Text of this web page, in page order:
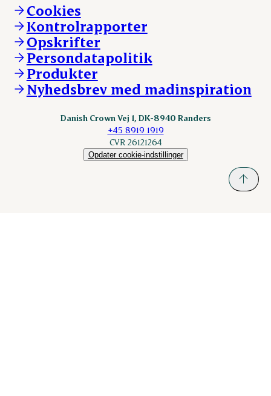
Vores resultater
Vores lokationer
Kontakt
Andelsejere - kreatur
Danishcrownprofessional.com
DAT-Schaub.com
ESS-FOOD.com
Fonden Dansk Gastronomi
KLS.se
nordicspoor.com
Scanhide.dk
Cookies
Kontrolrapporter
Opskrifter
Persondatapolitik
Produkter
Nyhedsbrev med madinspiration
Danish Crown Vej 1, DK-8940 Randers
+45 8919 1919
CVR 26121264
Opdater cookie-indstillinger